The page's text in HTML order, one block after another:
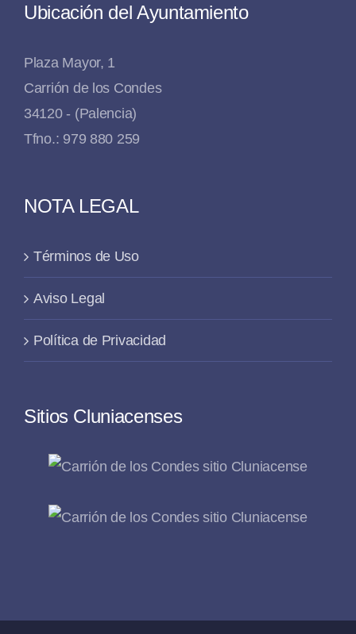
Ubicación del Ayuntamiento
Plaza Mayor, 1
Carrión de los Condes
34120 - (Palencia)
Tfno.: 979 880 259
NOTA LEGAL
Términos de Uso
Aviso Legal
Política de Privacidad
Sitios Cluniacenses